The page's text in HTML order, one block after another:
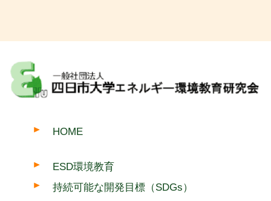
HOME
ESD環境教育
持続可能な開発目標（SDGs）